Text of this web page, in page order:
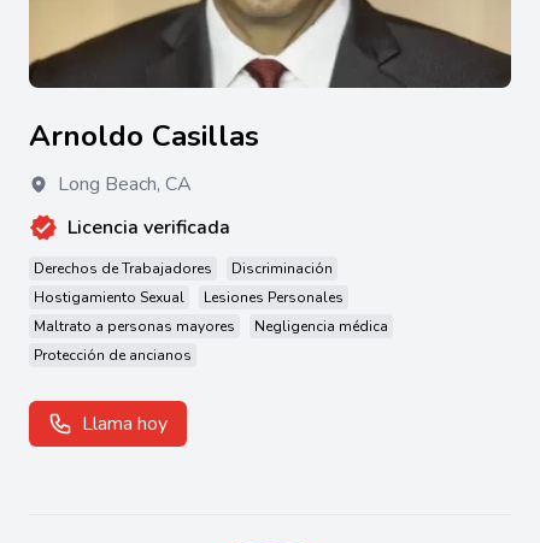
Arnoldo Casillas
Long Beach, CA
Licencia verificada
Derechos de Trabajadores
Discriminación
Hostigamiento Sexual
Lesiones Personales
Maltrato a personas mayores
Negligencia médica
Protección de ancianos
Llama hoy